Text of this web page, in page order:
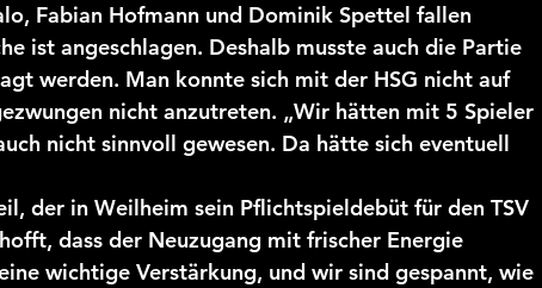
Fabian Hofmann und Dominik Spettel fallen
ist angeschlagen. Deshalb musste auch die Partie
werden. Man konnte sich mit der HSG nicht auf
nicht anzutreten. „Wir hätten mit 5 Spieler
nicht sinnvoll gewesen. Da hätte sich eventuell
der in Weilheim sein Pflichtspieldebüt für den TSV
dass der Neuzugang mit frischer Energie
wichtige Verstärkung, und wir sind gespannt, wie